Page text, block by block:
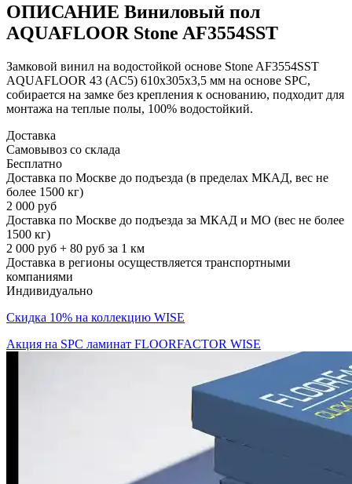
ОПИСАНИЕ Виниловый пол
AQUAFLOOR Stone AF3554SST
Замковой винил на водостойкой основе Stone AF3554SST
AQUAFLOOR 43 (AC5) 610x305x3,5 мм на основе SPC,
собирается на замке без крепления к основанию, подходит для
монтажа на теплые полы, 100% водостойкий.
Доставка
Самовывоз со склада
Бесплатно
Доставка по Москве до подъезда (в пределах МКАД, вес не
более 1500 кг)
2 000 руб
Доставка по Москве до подъезда за МКАД и МО (вес не более
1500 кг)
2 000 руб + 80 руб за 1 км
Доставка в регионы осуществляется транспортными
компаниями
Индивидуально
Скидка 10% на коллекцию WISE
Акция на SPC ламинат FLOORFACTOR WISE